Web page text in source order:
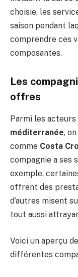
choisie, les
saison pendant
comprendre ces
composantes.
Les
offres
Parmi les
méditerranée,
comme Costa
compagnie a ses
exemple,
offrent des
d’autres misent
tout aussi
Voici un aperçu
différentes